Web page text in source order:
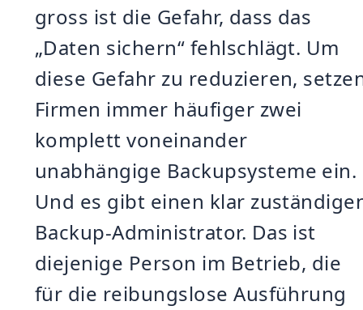
gross ist die Gefahr, dass das
„Daten sichern“ fehlschlägt. Um
diese Gefahr zu reduzieren,
Firmen immer häufiger zwei
komplett voneinander
unabhängige Backupsysteme ein.
Und es gibt einen klar
Backup-Administrator. Das ist
diejenige Person im Betrieb, die
für die reibungslose Ausführung